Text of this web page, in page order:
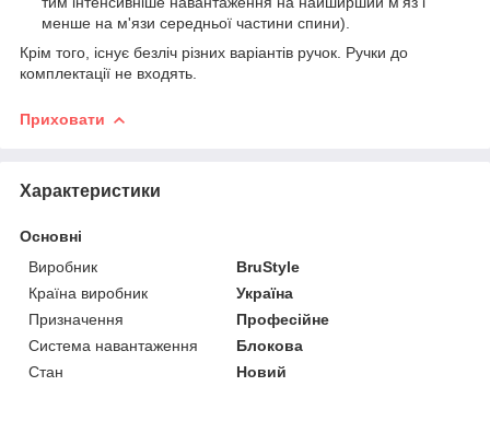
менше на м'язи середньої частини спини).
Крім того, існує безліч різних варіантів ручок. Ручки до
комплектації не входять.
Приховати
Характеристики
Основні
Виробник
BruStyle
Країна виробник
Україна
Призначення
Професійне
Система навантаження
Блокова
Стан
Новий